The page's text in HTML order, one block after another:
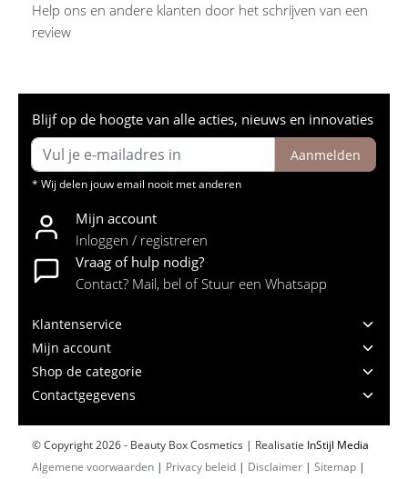
Help ons en andere klanten door het schrijven van een
review
Blijf op de hoogte van alle acties, nieuws en innovaties
Aanmelden
* Wij delen jouw email nooit met anderen
Mijn account
Inloggen / registreren
Vraag of hulp nodig?
Contact? Mail, bel of Stuur een Whatsapp
Klantenservice
Mijn account
Shop de categorie
Contactgegevens
© Copyright 2026 - Beauty Box Cosmetics | Realisatie InStijl Media
Algemene voorwaarden | Privacy beleid | Disclaimer | Sitemap |